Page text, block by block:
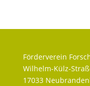
Förderverein
Wilhelm-Külz-
17033